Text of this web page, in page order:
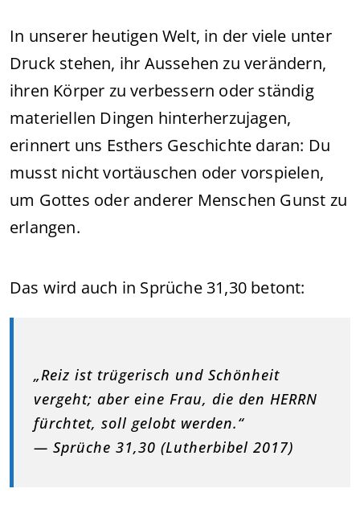
In unserer heutigen Welt, in der viele unter
Druck stehen, ihr Aussehen zu verändern,
ihren Körper zu verbessern oder ständig
materiellen Dingen hinterherzujagen,
erinnert uns Esthers Geschichte daran: Du
musst nicht vortäuschen oder vorspielen,
um Gottes oder anderer Menschen Gunst zu
erlangen.
Das wird auch in Sprüche 31,30 betont:
„Reiz ist trügerisch und Schönheit
vergeht; aber eine Frau, die den HERRN
fürchtet, soll gelobt werden.“
— Sprüche 31,30 (Lutherbibel 2017)